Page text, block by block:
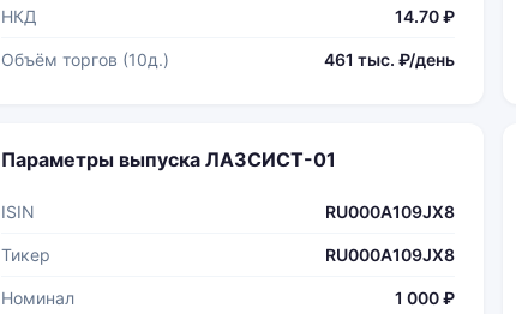
НКД 14.70 ₽
Объём торгов (10д.) 461 тыс. ₽/день
Параметры выпуска ЛАЗСИСТ-01
ISIN RU000A109JX8
Тикер RU000A109JX8
Номинал 1 000 ₽